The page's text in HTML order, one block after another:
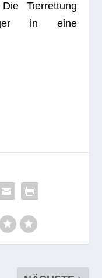
Per­so­nal der
nicht zu Hause.
es den Ein­
ins Freie zu